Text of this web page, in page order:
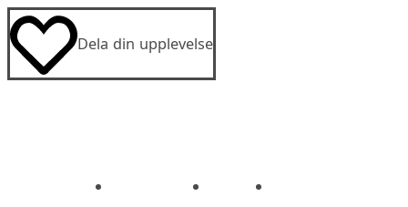
Dela din upplevelse